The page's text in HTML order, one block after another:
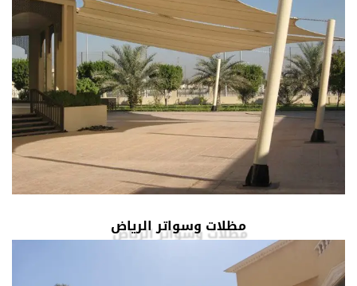
مظلات وسواتر الرياض